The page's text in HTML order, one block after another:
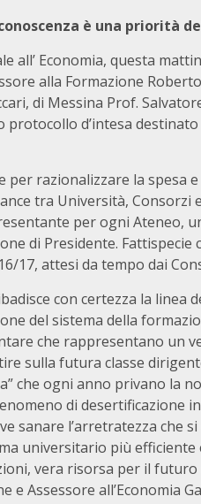
è una priorità
all’ Economia, questa
alla Formazione
di Messina Prof.
protocollo d’intesa
razionalizzare la spesa
tra Università, Consorzi
per ogni Ateneo,
di Presidente. Fattispecie
17, attesi da tempo dai
con certezza la linea
del sistema della
che rappresentano un
sulla futura classe
che ogni anno privano la
di desertificazione
sanare l’arretratezza che
universitario più
vera risorsa per il
e Assessore all’Economia